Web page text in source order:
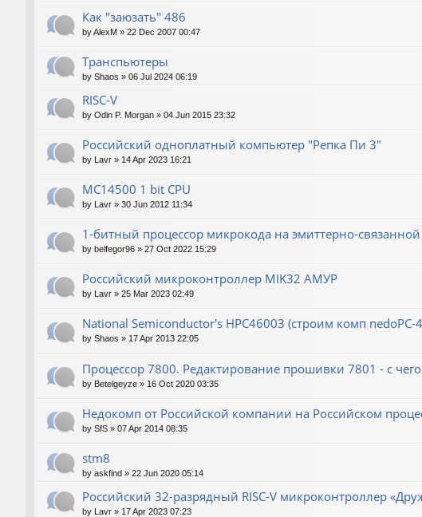
Как "заюзать" 486
byAlexM » 22 Dec 2007 00:47
Транспьютеры
by Shaos » 06 Jul 2024 06:19
RISC-V
by Odin P. Morgan » 04 Jun 2015 23:32
Российский одноплатный компьютер "Репка Пи 3"
by Lavr » 14 Apr 2023 16:21
MC14500 1 bit CPU
by Lavr » 30 Jun 2012 11:34
1-битный процессор микрокода на эмиттерно-связанной
by belfegor96 » 27 Oct 2022 15:29
Российский микроконтроллер MIK32 АМУР
by Lavr » 25 Mar 2023 02:49
National Semiconductor's HPC46003 (строим комп nedoPC-
by Shaos » 17 Apr 2013 22:05
Процессор 7800. Редактирование прошивки 7801 - с
by Betelgeyze » 16 Oct 2020 03:35
Недокомп от Российской компании на Российском
by SfS » 07 Apr 2014 08:35
stm8
by askfind » 22 Jun 2020 05:14
Российский 32-разрядный RISC-V микроконтроллер
by Lavr » 17 Apr 2023 07:23